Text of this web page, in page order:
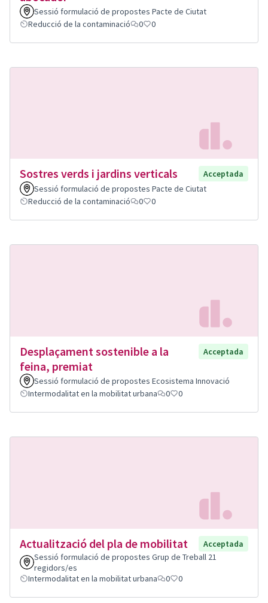
Sessió formulació de propostes Pacte de Ciutat
Reducció de la contaminació
0 0
Sostres verds i jardins verticals
Acceptada
Sessió formulació de propostes Pacte de Ciutat
Reducció de la contaminació
0 0
Desplaçament sostenible a la
feina, premiat
Acceptada
Sessió formulació de propostes Ecosistema Innovació
Intermodalitat en la mobilitat urbana
0 0
Actualització del pla de mobilitat
Acceptada
Sessió formulació de propostes Grup de Treball 21
regidors/es
Intermodalitat en la mobilitat urbana
0 0